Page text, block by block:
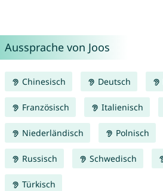
Aussprache von Joos
Chinesisch Deutsch
Französisch Italienisch
Niederländisch Polnisch
Russisch Schwedisch
Türkisch